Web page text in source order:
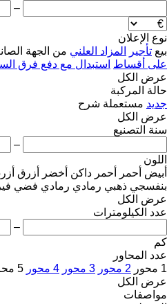
–
نوع الإعلان
بيع تأجير المزاد العلني من الجهة
على أقساط استبدال مع دفع فرق
عرض الكل
حالة المركبة
جديد مستعملة شرح
عرض الكل
سنة التصنيع
–
اللون
أبيض أحمر أحمر داكن أخضر أزرق
بنفسجي ذهبي رمادي رمادي فضي
عرض الكل
عدد الكيلومترات
–
كم
عدد المحاور
1 محور
2 محور 3 محور 4 محور 5 محاور
عرض الكل
مواصفات